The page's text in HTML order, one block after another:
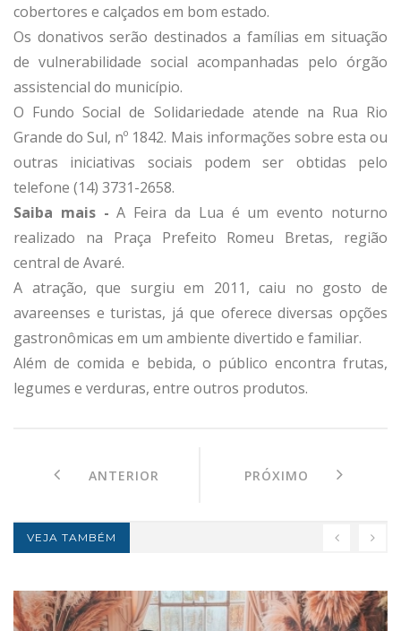
cobertores e calçados em bom estado.
Os donativos serão destinados a famílias em situação
de vulnerabilidade social acompanhadas pelo órgão
assistencial do município.
O Fundo Social de Solidariedade atende na Rua Rio
Grande do Sul, nº 1842. Mais informações sobre esta ou
outras iniciativas sociais podem ser obtidas pelo
telefone (14) 3731-2658.
Saiba mais -A Feira da Lua é um evento noturno
realizado na Praça Prefeito Romeu Bretas, região
central de Avaré.
A atração, que surgiu em 2011, caiu no gosto de
avareenses e turistas, já que oferece diversas opções
gastronômicas em um ambiente divertido e familiar.
Além de comida e bebida, o público encontra frutas,
legumes e verduras, entre outros produtos.
ANTERIOR PRÓXIMO
VEJA TAMBÉM